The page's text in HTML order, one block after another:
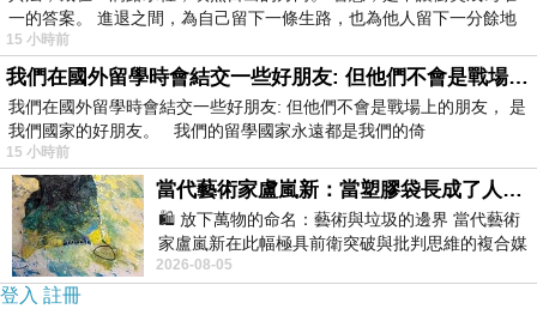
一的答案。 進退之間，為自己留下一條生路，也為他人留下一分餘地
15 小時前
我們在國外留學時會結交一些好朋友: 但他們不會是戰場上的朋友
我們在國外留學時會結交一些好朋友: 但他們不會是戰場上的朋友， 是
我們國家的好朋友。 我們的留學國家永遠都是我們的倚
15 小時前
當代藝術家盧嵐新：當塑膠袋長成了人的模樣，我們的目光是否學會了放下偏見？
🛍️ 放下萬物的命名：藝術與垃圾的邊界 當代藝術
家盧嵐新在此幅極具前衛突破與批判思維的複合媒
材新作中，直接將被大眾定義為廢棄物
2026-08-05
登入 註冊